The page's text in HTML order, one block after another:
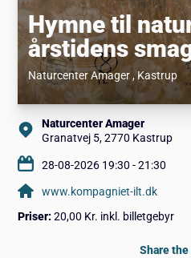
Hymne til
årstidens
Naturcenter Amager, Kastrup
Naturcenter Amager
Granatvej 5, 2770 Kastrup
28-08-2026 19:30 - 21:30
www.kompagniet-ilt.dk
Priser: 20,00 Kr. inkl. billetgebyr
Share